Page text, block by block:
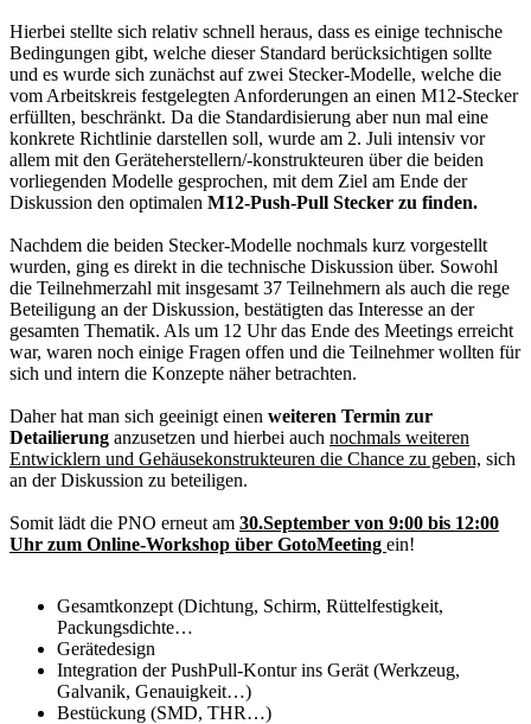
Hierbei stellte sich relativ schnell heraus, dass es einige technische
Bedingungen gibt, welche dieser Standard berücksichtigen sollte
und es wurde sich zunächst auf zwei Stecker-Modelle, welche die
vom Arbeitskreis festgelegten Anforderungen an einen M12-Stecker
erfüllten, beschränkt. Da die Standardisierung aber nun mal eine
konkrete Richtlinie darstellen soll, wurde am 2. Juli intensiv vor
allem mit den Geräteherstellern/-konstrukteuren über die beiden
vorliegenden Modelle gesprochen, mit dem Ziel am Ende der
Diskussion den optimalen M12-Push-Pull Stecker zu finden.
Nachdem die beiden Stecker-Modelle nochmals kurz vorgestellt
wurden, ging es direkt in die technische Diskussion über. Sowohl
die Teilnehmerzahl mit insgesamt 37 Teilnehmern als auch die rege
Beteiligung an der Diskussion, bestätigten das Interesse an der
gesamten Thematik. Als um 12 Uhr das Ende des Meetings erreicht
war, waren noch einige Fragen offen und die Teilnehmer wollten für
sich und intern die Konzepte näher betrachten.
Daher hat man sich geeinigt einen weiteren Termin zur
Detailierung anzusetzen und hierbei auch nochmals weiteren
Entwicklern und Gehäusekonstrukteuren die Chance zu geben, sich
an der Diskussion zu beteiligen.
Somit lädt die PNO erneut am 30.September von 9:00 bis 12:00
Uhr zum Online-Workshop über GotoMeeting ein!
Gesamtkonzept (Dichtung, Schirm, Rüttelfestigkeit,
Packungsdichte…
Gerätedesign
Integration der PushPull-Kontur ins Gerät (Werkzeug,
Galvanik, Genauigkeit…)
Bestückung (SMD, THR…)